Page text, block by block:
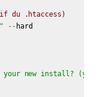
du .htaccess)
-- hard
your new install? (y/